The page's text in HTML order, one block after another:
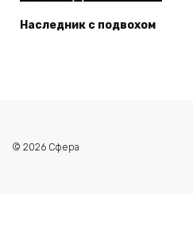
Наследник с подвохом
© 2026 Сфера